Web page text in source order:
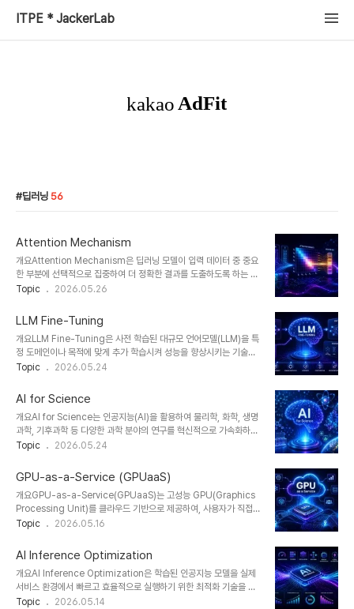
ITPE * JackerLab
딥러닝 56
Attention Mechanism
개요Attention Mechanism은 딥러닝 모델이 입력 데이터 중 중요
한 부분에 선택적으로 집중하여 더 정확한 결과를 도출하도록 하는 기
술이다. 특히 자연어 처리(NLP), 컴퓨터 비전, 음성 인식 분야에서 핵
존 RNN, CNN 기반 모델의 한계를 극복하며 GPT, BERT와 같은
최신 LLM의 성능 향상을 가능하게 한 핵심 요소이다.1. 개념 및 정의
Attention Mechanism은 입력 데이터 전체를 동일하게 처리하는
것이 아니라, 각 요소의 중요도를 계산하여 가중치를 부여하고 중요한
정보에 더 집중하는 방식의 알고리즘이다.2. 특징구분설명비교/차별
처리..
Topic 2026.05.26
LLM Fine-Tuning
개요LLM Fine-Tuning은 사전 학습된 대규모 언어모델(LLM)을 특
정 도메인이나 목적에 맞게 추가 학습시켜 성능을 향상시키는 기술이
다. 기본 모델은 범용적인 지식을 갖고 있지만, 실제 서비스에서는 특
Fine-Tuning이 필수적으로 활용된다. 최근에는 비용과 효율을 고려
한 PEFT(Parameter-Efficient Fine-Tuning) 방식이 주목받고
있다.1. 개념 및 정의LLM Fine-Tuning은 사전 학습된 언어모델을
특정 데이터셋으로 추가 학습시켜, 원하는 작업이나 도메인에 최적화
하는 과정이다.2. 특징구분설명비교/차별점도메인 특화특정 분야 최
활용 대비..
Topic 2026.05.24
AI for Science
개요AI for Science는 인공지능(AI)을 활용하여 물리학, 화학, 생명
과학, 기후과학 등 다양한 과학 분야의 연구를 혁신적으로 가속화하는
접근 방식이다. 대규모 데이터 분석, 시뮬레이션, 패턴 발견, 신약 개발
근 AlphaFold, Materials Discovery AI 등 사례를 통해 그 효과
가 입증되고 있다.1. 개념 및 정의AI for Science는 과학적 문제 해
결을 위해 머신러닝, 딥러닝, 시뮬레이션 AI 등을 활용하여 새로운 지
식 발견과 연구 효율을 극대화하는 기술 및 방법론이다.2. 특징구분설
명비교/차별점데이터 기반 연구대규모 데이터 분석실험 중심 연구 대
Topic 2026.05.24
GPU-as-a-Service (GPUaaS)
개요GPU-as-a-Service(GPUaaS)는 고성능 GPU(Graphics
Processing Unit)를 클라우드 기반으로 제공하여, 사용자가 직접
하드웨어를 구축하지 않고도 AI 학습, 추론, 데이터 처리 등을 수행할
GPU 자원의 중요성이 급격히 커지면서, GPUaaS는 스타트업부터
대기업까지 필수 인프라로 자리잡고 있다. 특히 NVIDIA, AWS,
Azure, Google Cloud 등 주요 클라우드 사업자들이 다양한 GPU
서비스를 제공하며 시장 경쟁이 가속화되고 있다.1. 개념 및 정의
GPUaaS는 클라우드 환경에서 GPU 연산 자원을 온디맨드 방식으
Topic 2026.05.16
AI Inference Optimization
개요AI Inference Optimization은 학습된 인공지능 모델을 실제
서비스 환경에서 빠르고 효율적으로 실행하기 위한 최적화 기술을 의
미한다. 특히 LLM, 딥러닝 모델이 대형화됨에 따라 추론 속도, 비용,
Topic 2026.05.14